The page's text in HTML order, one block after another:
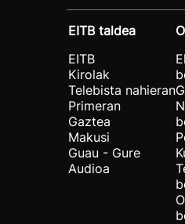
EITB taldea
EITB
Kirolak
Telebista nahieran
Primeran
Gaztea
Makusi
Guau - Gure
Audioa